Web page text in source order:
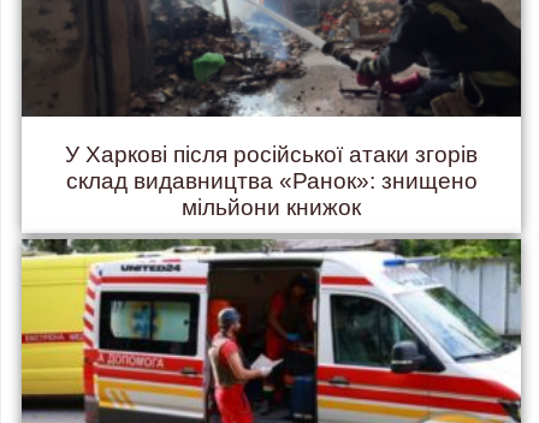
У Харкові після російської атаки згорів
склад видавництва «Ранок»: знищено
мільйони книжок